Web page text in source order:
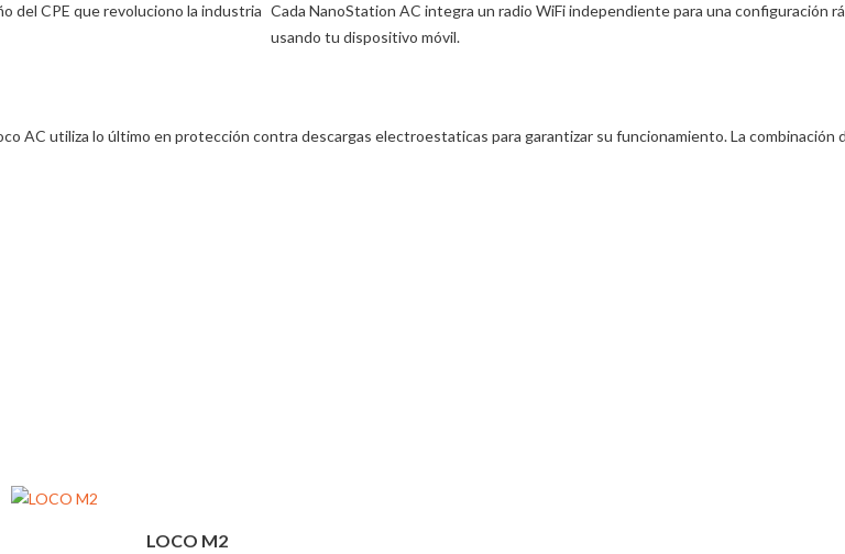
del CPE que revoluciono la industria Cada NanoStation AC integra un radio WiFi independiente para una configuración
usando tu dispositivo móvil.
AC utiliza lo último en protección contra descargas electroestaticas para garantizar su funcionamiento. La combinación
LOCO M2